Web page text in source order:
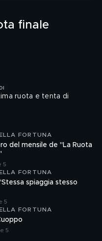
finale
ruota e tenta di
FORTUNA
del mensile de "La Ruota
5
FORTUNA
spiaggia stesso
5
FORTUNA
5